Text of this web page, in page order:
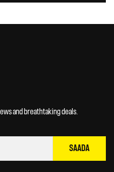
and breathtaking deals.
SAADA